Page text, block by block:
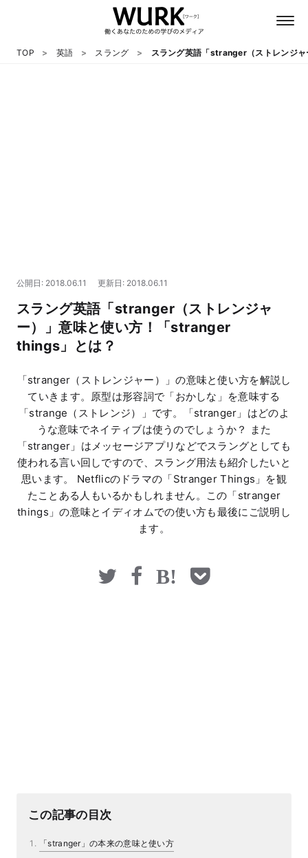
マネー
TOP 英語 スラング スラング英語「stranger（ストレンジ
公開日: 2018.06.11 更新日: 2018.06.11
スラング英語「stranger（ストレンジャ
ー）」意味と使い方！「stranger
things」とは？
「stranger（ストレンジャー）」の意味と使い方を解説し
ていきます。原型は形容詞で「おかしな」を意味する
「strange（ストレンジ）」です。「stranger」はどのよ
うな意味でネイティブは使うのでしょうか？ また
「stranger」はメッセージアプリなどでスラングとしても
使われる言い回しですので、スラング用法も紹介したいと
思います。 Netflicのドラマの「Stranger Things」を観
たことある人もいるかもしれません。この「stranger
things」の意味とイディオムでの使い方も最後にご説明し
ます。
この記事の目次
「stranger」の本来の意味と使い方